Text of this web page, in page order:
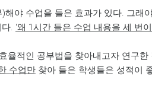
야 수업을 들은 효과가 있다. 그래
. ‘왜 1시간 들은 수업 내용을 세 번
율적인 공부법을 찾아내고자 연구
수업만 찾아 들은 학생들은 성적이